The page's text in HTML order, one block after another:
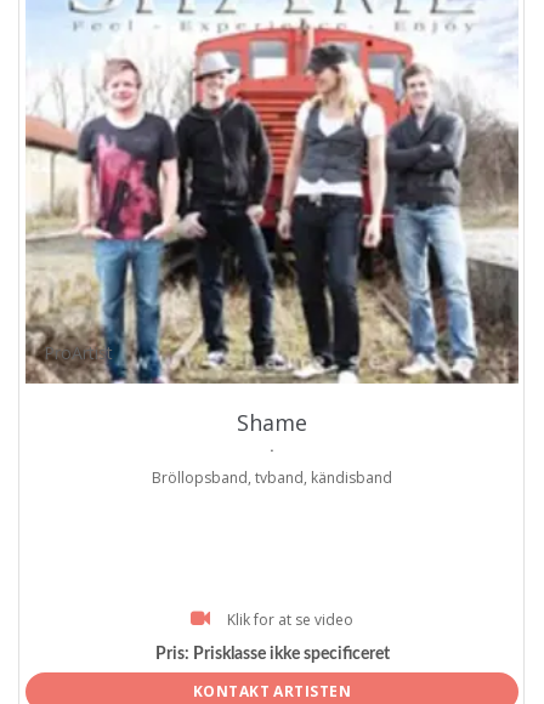
ProArtist
Shame
.
Bröllopsband, tvband, kändisband
Klik for at se video
Pris: Prisklasse ikke specificeret
KONTAKT ARTISTEN